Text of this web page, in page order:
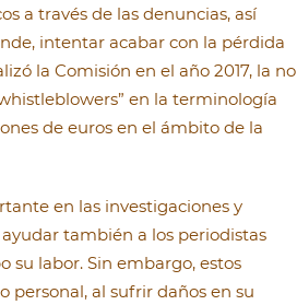
a través de las denuncias, así
intentar acabar con la pérdida
la Comisión en el año 2017, la no
en la terminología
de euros en el ámbito de la
en las investigaciones y
también a los periodistas
su labor. Sin embargo, estos
al sufrir daños en su